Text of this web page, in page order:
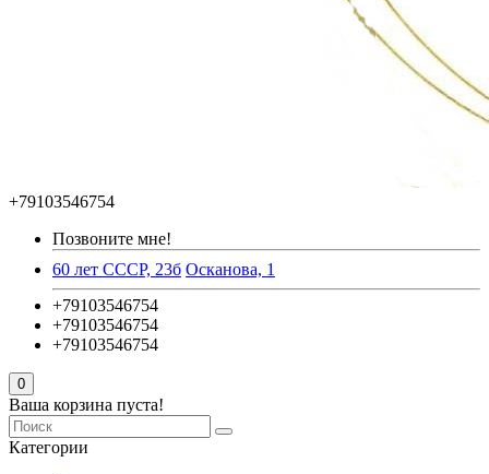
+79103546754
Позвоните мне!
60 лет СССР, 23б Осканова, 1
+79103546754
+79103546754
+79103546754
0
Ваша корзина пуста!
Категории